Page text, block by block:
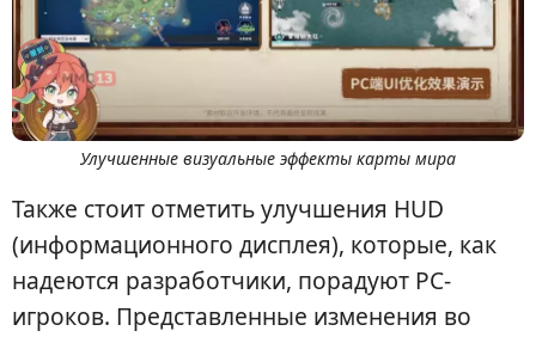
Улучшенные визуальные эффекты карты мира
Также стоит отметить улучшения HUD
(информационного дисплея), которые, как
надеются разработчики, порадуют PC-
игроков. Представленные изменения во